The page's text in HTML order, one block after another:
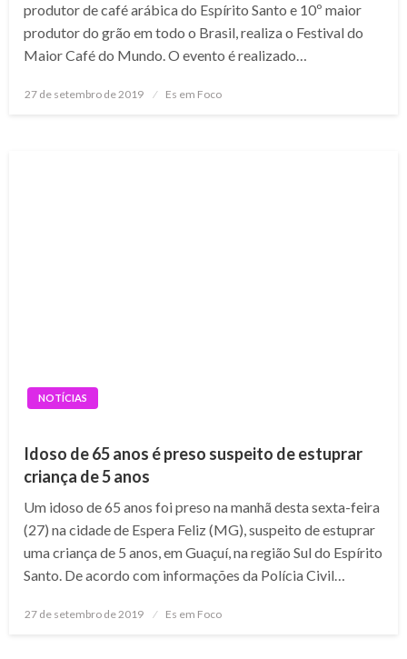
produtor de café arábica do Espírito Santo e 10º maior
produtor do grão em todo o Brasil, realiza o Festival do
Maior Café do Mundo. O evento é realizado…
Posted
27 de setembro de 2019 Es em Foco
NOTÍCIAS
Idoso de 65 anos é preso suspeito de estuprar
criança de 5 anos
Um idoso de 65 anos foi preso na manhã desta sexta-feira
(27) na cidade de Espera Feliz (MG), suspeito de estuprar
uma criança de 5 anos, em Guaçuí, na região Sul do Espírito
Santo. De acordo com informações da Polícia Civil…
Posted
27 de setembro de 2019 Es em Foco